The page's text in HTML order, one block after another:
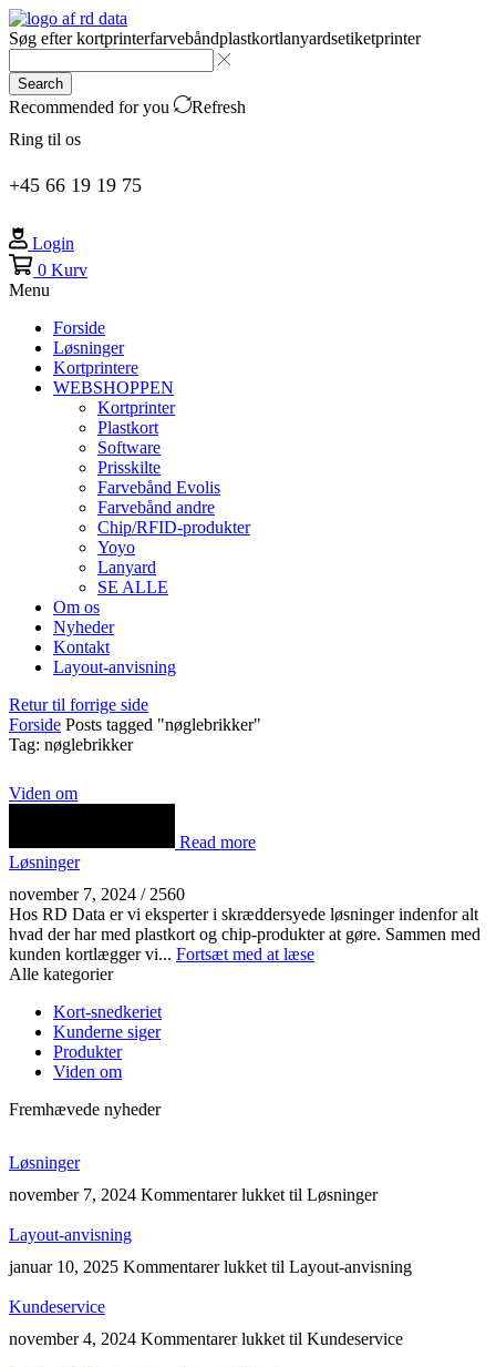
Søg efterkortprinterfarvebåndplastkortlanyardsetiketprinter
Search
Recommended for you
Refresh
Ring til os
+45 66 19 19 75
Login
0 Kurv
Menu
Forside
Løsninger
Kortprintere
WEBSHOPPEN
Kortprinter
Plastkort
Software
Prisskilte
Farvebånd Evolis
Farvebånd andre
Chip/RFID-produkter
Yoyo
Lanyard
SE ALLE
Om os
Nyheder
Kontakt
Layout-anvisning
Retur til forrige side
Forside Posts tagged "nøglebrikker"
Tag: nøglebrikker
Viden om
Read more
Løsninger
november 7, 2024 / 2560
Hos RD Data er vi eksperter i skræddersyede løsninger indenfor alt
hvad der har med plastkort og chip-produkter at gøre. Sammen med
kunden kortlægger vi... Fortsæt med at læse
Alle kategorier
Kort-snedkeriet
Kunderne siger
Produkter
Viden om
Fremhævede nyheder
Løsninger
november 7, 2024 Kommentarer lukket til Løsninger
Layout-anvisning
januar 10, 2025 Kommentarer lukket til Layout-anvisning
Kundeservice
november 4, 2024 Kommentarer lukket til Kundeservice